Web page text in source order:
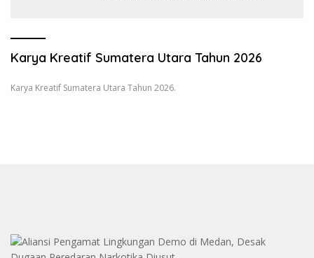
Karya Kreatif Sumatera Utara Tahun 2026
Karya Kreatif Sumatera Utara Tahun 2026.